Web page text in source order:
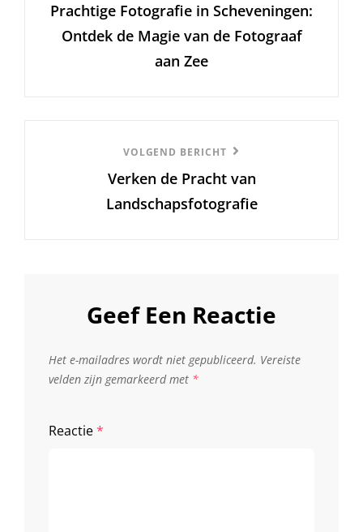
bericht
Prachtige Fotografie in Scheveningen:
Ontdek de Magie van de Fotograaf
aan Zee
VOLGEND BERICHT
Verken de Pracht van
Landschapsfotografie
Geef Een Reactie
Het e-mailadres wordt niet gepubliceerd. Vereiste
velden zijn gemarkeerd met *
Reactie*